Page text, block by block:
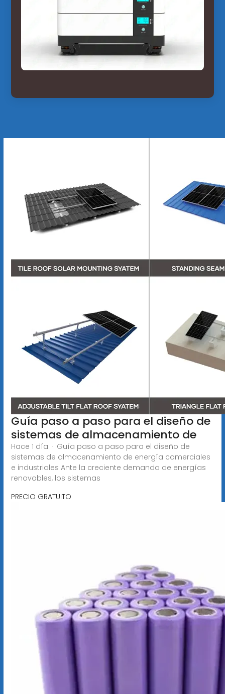
Guía paso a paso para el diseño de
sistemas de almacenamiento de
Hace 1 día · Guía paso a paso para el diseño de
sistemas de almacenamiento de energía comerciales
e industriales Ante la creciente demanda de energías
renovables, los sistemas
PRECIO GRATUITO